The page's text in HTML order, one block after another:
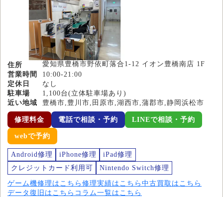
住所
愛知県豊橋市野依町落合1-12 イオン豊橋南店 1F
営業時間
10:00-21:00
定休日
なし
駐車場
1,100台(立体駐車場あり)
近い地域
豊橋市,豊川市,田原市,湖西市,蒲郡市,静岡浜松市
修理料金 電話で相談・予約 LINEで相談・予約
webで予約
Android修理 iPhone修理
iPad修理
クレジットカード利用可
Nintendo Switch修理
ゲーム機修理はこちら 修理実績はこちら 中古買取はこちら
データ復旧はこちら コラム一覧はこちら